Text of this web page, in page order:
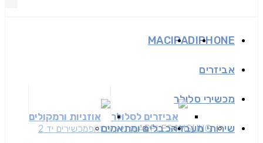
IPHONE
IPAD
MAC
אביזרים
אביזרים לסלולר אוזניות ורמקולים
מכשירי סלולר
SAMSUNG
APPLEמכשירים זאפמכשירים יד 2 שירותי מעבדהכבלים ומתאמים